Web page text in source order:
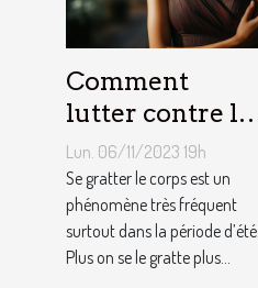
Comment
lutter contre la
démangeaison ?
Lun. 06/11/2023 19h
Se gratter le corps est un
phénomène très fréquent
surtout dans la période d’été.
Plus on se le gratte plus...